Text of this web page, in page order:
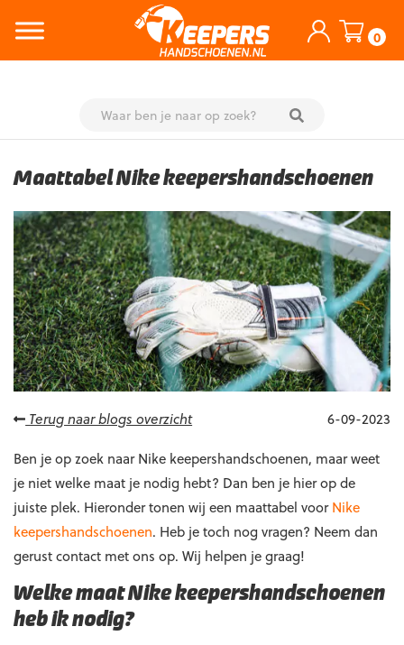
0
content
Maattabel Nike keepershandschoenen
Terug naar blogs overzicht
6-09-2023
Ben je op zoek naar Nike keepershandschoenen, maar weet
je niet welke maat je nodig hebt? Dan ben je hier op de
juiste plek. Hieronder tonen wij een maattabel voorNike
keepershandschoenen. Heb je toch nog vragen? Neem dan
gerust contact met ons op. Wij helpen je graag!
Welke maat Nike keepershandschoenen
heb ik nodig?